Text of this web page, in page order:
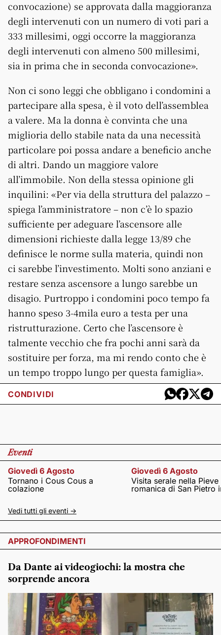
convocazione) se approvata dalla maggioranza
degli intervenuti con un numero di voti pari a
333 millesimi, oggi occorre la maggioranza
degli intervenuti con almeno 500 millesimi,
sia in prima che in seconda convocazione».
Non ci sono leggi che obbligano i condomini a
partecipare alla spesa, è il voto dell’assemblea
a valere. Ma la donna è convinta che una
miglioria dello stabile nata da una necessità
particolare poi possa andare a beneficio anche
di altri. Dando un maggiore valore
all’immobile. Non della stessa opinione gli
inquilini: «Per via della struttura del palazzo –
spiega l’amministratore – non c’è lo spazio
sufficiente per adeguare l’ascensore alle
dimensioni richieste dalla legge 13/89 che
definisce le norme sulla materia, quindi non
ci sarebbe l’investimento. Molti sono anziani e
restare senza ascensore a lungo sarebbe un
disagio. Purtroppo i condomini poco tempo fa
hanno speso 3-4mila euro a testa per una
ristrutturazione. Certo che l’ascensore è
talmente vecchio che fra pochi anni sarà da
sostituire per forza, ma mi rendo conto che è
un tempo troppo lungo per questa famiglia».
CONDIVIDI
Eventi
Giovedì 6 Agosto
Tornano i Cous Cous a
colazione
Giovedì 6 Agosto
Visita serale nella Pieve
romanica di San Pietro
Vedi tutti gli eventi ->
APPROFONDIMENTI
Da Dante ai videogiochi: la mostra che
sorprende ancora